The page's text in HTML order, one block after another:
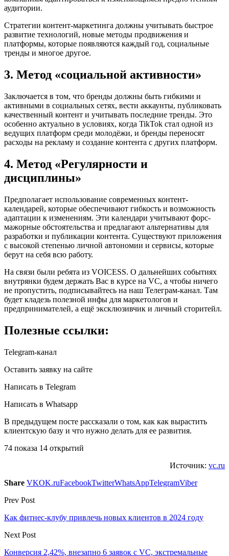
аудитории.
Стратегии контент-маркетинга должны учитывать быстрое
развитие технологий, новые методы продвижения и
платформы, которые появляются каждый год, социальные
тренды и многое другое.
3. Метод «социальной активности»
Заключается в том, что бренды должны быть гибкими и
активными в социальных сетях, вести аккаунты, публиковать
качественный контент и учитывать последние тренды. Это
особенно актуально в условиях, когда TikTok стал одной из
ведущих платформ среди молодёжи, и бренды переносят
расходы на рекламу и создание контента с других платформ.
4. Метод «Регулярности и
дисциплины»
Предполагает использование современных контент-
календарей, которые обеспечивают гибкость и возможность
адаптации к изменениям. Эти календари учитывают форс-
мажорные обстоятельства и предлагают альтернативы для
разработки и публикации контента. Существуют приложения
с высокой степенью личной автономии и сервисы, которые
берут на себя всю работу.
На связи были ребята из VOICESS. О дальнейших событиях
внутрянки будем держать Вас в курсе на VC, а чтобы ничего
не пропустить, подписывайтесь на наш Телеграм-канал. Там
будет кладезь полезной инфы для маркетологов и
предпринимателей, а ещё эксклюзивчик и личный сторитейл.
Полезные ссылки:
Telegram-канал
Оставить заявку на сайте
Написать в Telegram
Написать в Whatsapp
В предыдущем посте рассказали о том, как как вырастить
клиентскую базу и что нужно делать для ее развития.
74 показа 14 открытий
Источник: vc.ru
Share VKOK.ruFacebookTwitterWhatsAppTelegramViber
Prev Post
Как фитнес-клубу привлечь новых клиентов в 2024 году
Next Post
Конверсия 2,42%, внезапно 6 заявок с VC, экстремальные